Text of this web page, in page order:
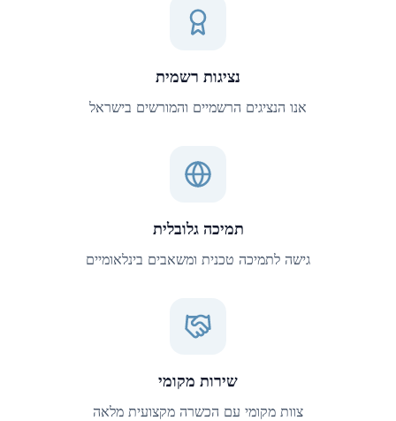
נציגות רשמית
אנו הנציגים הרשמיים והמורשים בישראל
תמיכה גלובלית
גישה לתמיכה טכנית ומשאבים בינלאומיים
שירות מקומי
צוות מקומי עם הכשרה מקצועית מלאה